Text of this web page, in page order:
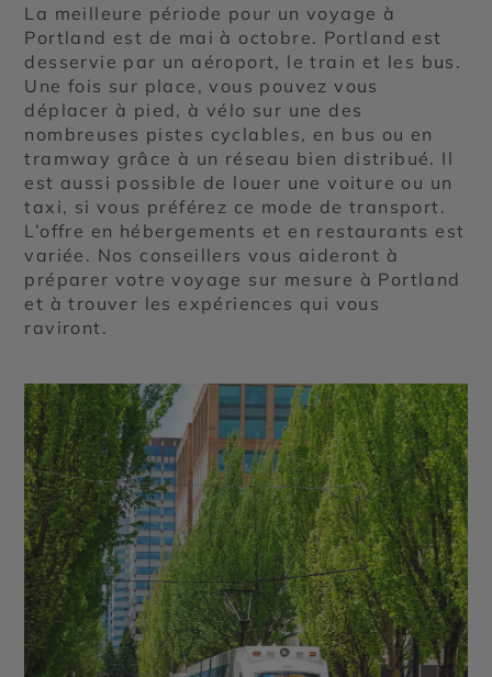
La meilleure période pour un voyage à
Portland est de mai à octobre. Portland est
desservie par un aéroport, le train et les bus.
Une fois sur place, vous pouvez vous
déplacer à pied, à vélo sur une des
nombreuses pistes cyclables, en bus ou en
tramway grâce à un réseau bien distribué. Il
est aussi possible de louer une voiture ou un
taxi, si vous préférez ce mode de transport.
L’offre en hébergements et en restaurants est
variée. Nos conseillers vous aideront à
préparer votre voyage sur mesure à Portland
et à trouver les expériences qui vous
raviront.